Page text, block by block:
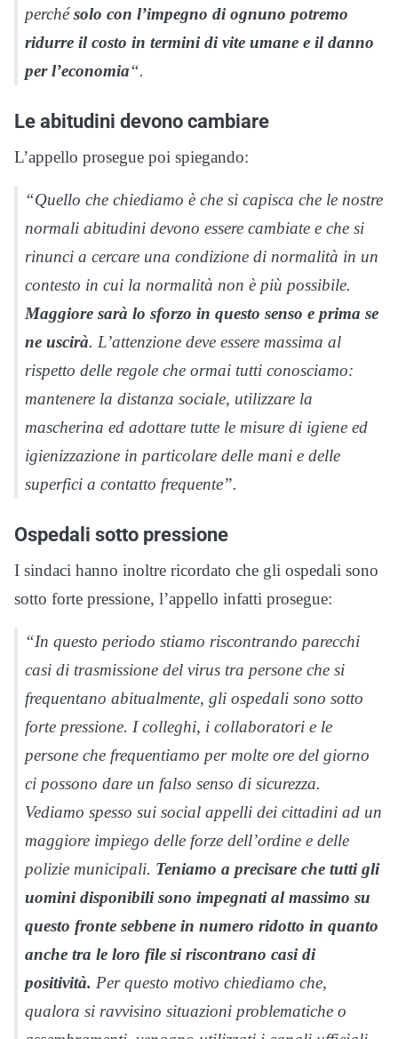
perchésolo con l’impegno di ognuno potremo
ridurre il costo in termini di vite umane e il danno
per l’economia“.
Le abitudini devono cambiare
L’appello prosegue poi spiegando:
“Quello che chiediamo è che si capisca che le nostre
normali abitudini devono essere cambiate e che si
rinunci a cercare una condizione di normalità in un
contesto in cui la normalità non è più possibile.
Maggiore sarà lo sforzo in questo senso e prima se
ne uscirà. L’attenzione deve essere massima al
rispetto delle regole che ormai tutti conosciamo:
mantenere la distanza sociale, utilizzare la
mascherina ed adottare tutte le misure di igiene ed
igienizzazione in particolare delle mani e delle
superfici a contatto frequente”.
Ospedali sotto pressione
I sindaci hanno inoltre ricordato che gli ospedali sono
sotto forte pressione, l’appello infatti prosegue:
“In questo periodo stiamo riscontrando parecchi
casi di trasmissione del virus tra persone che si
frequentano abitualmente, gli ospedali sono sotto
forte pressione. I colleghi, i collaboratori e le
persone che frequentiamo per molte ore del giorno
ci possono dare un falso senso di sicurezza.
Vediamo spesso sui social appelli dei cittadini ad un
maggiore impiego delle forze dell’ordine e delle
polizie municipali. Teniamo a precisare che tutti gli
uomini disponibili sono impegnati al massimo su
questo fronte sebbene in numero ridotto in quanto
anche tra le loro file si riscontrano casi di
positività. Per questo motivo chiediamo che,
qualora si ravvisino situazioni problematiche o